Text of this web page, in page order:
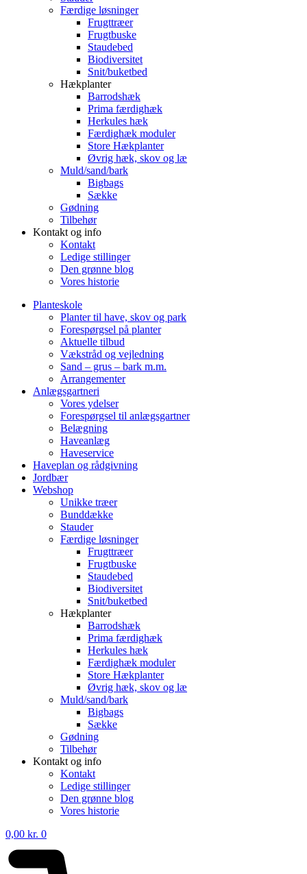
Færdige løsninger
Frugttræer
Frugtbuske
Staudebed
Biodiversitet
Snit/buketbed
Hækplanter
Barrodshæk
Prima færdighæk
Herkules hæk
Færdighæk moduler
Store Hækplanter
Øvrig hæk, skov og læ
Muld/sand/bark
Bigbags
Sække
Gødning
Tilbehør
Kontakt og info
Kontakt
Ledige stillinger
Den grønne blog
Vores historie
Planteskole
Planter til have, skov og park
Forespørgsel på planter
Aktuelle tilbud
Vækstråd og vejledning
Sand – grus – bark m.m.
Arrangementer
Anlægsgartneri
Vores ydelser
Forespørgsel til anlægsgartner
Belægning
Haveanlæg
Haveservice
Haveplan og rådgivning
Jordbær
Webshop
Unikke træer
Bunddække
Stauder
Færdige løsninger
Frugttræer
Frugtbuske
Staudebed
Biodiversitet
Snit/buketbed
Hækplanter
Barrodshæk
Prima færdighæk
Herkules hæk
Færdighæk moduler
Store Hækplanter
Øvrig hæk, skov og læ
Muld/sand/bark
Bigbags
Sække
Gødning
Tilbehør
Kontakt og info
Kontakt
Ledige stillinger
Den grønne blog
Vores historie
0,00 kr. 0